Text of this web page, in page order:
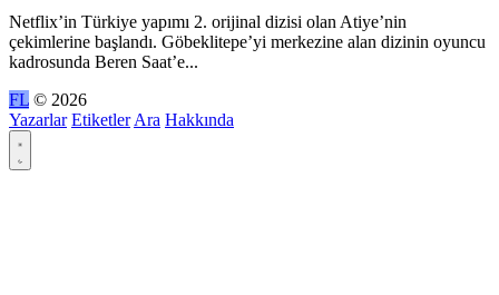
Netflix’in Türkiye yapımı 2. orijinal dizisi olan Atiye’nin
çekimlerine başlandı. Göbeklitepe’yi merkezine alan dizinin oyuncu
kadrosunda Beren Saat’e...
FL © 2026
Yazarlar Etiketler Ara Hakkında